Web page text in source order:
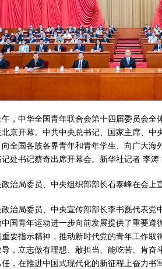
中华全国青年联合会第十四届委员会全
京开幕。中共中央总书记、国家主席、中
全国各族各界青年和青年学生、向广大海
处书记蔡奇出席开幕会。新华社记者 李涛
局委员、中央组织部部长石泰峰在会上宣
局委员、中央宣传部部长李书磊代表党
国青年运动进一步向前发展提供了重要遵
要指示精神，推动新时代党的青年工作取
，立志做有理想、敢担当、能吃苦、肯奋
，在推进中国式现代化的新征程上奋力书